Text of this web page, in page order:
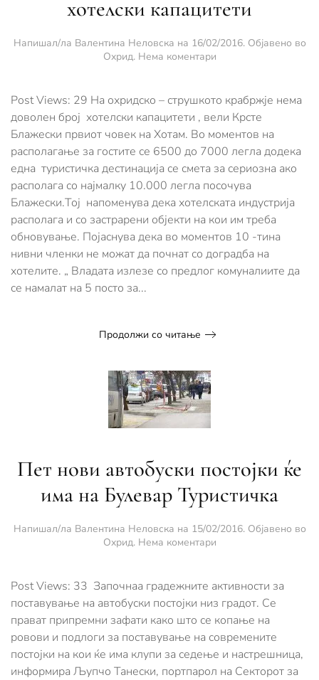
хотелски капацитети
Напишал/ла Валентина Неловска на 16/02/2016. Објавено во
Охрид. Нема коментариза
му
требаат
нови
хотелски
капацитети
Post Views: 29 На охридско – струшкото крабржје нема
доволен број хотелски капацитети , вели Крсте
Блажески првиот човек на Хотам. Во моментов на
располагање за гостите се 6500 до 7000 легла додека
една туристичка дестинација се смета за сериозна ако
располага со најмалку 10.000 легла посочува
Блажески.Тој напоменува дека хотелската индустрија
располага и со застрарени објекти на кои им треба
обновување. Појаснува дека во моментов 10 -тина
нивни членки не можат да почнат со доградба на
хотелите. „ Владата излезе со предлог комуналиите да
се намалат на 5 посто за...
Продолжи со читање
Пет нови автобуски постојки ќе
има на Булевар Туристичка
Напишал/ла Валентина Неловска на 15/02/2016. Објавено во
Охрид. Нема коментариза
автобуски
ќе
има
на
Булевар
Туристичка
Post Views: 33 Започнаа градежните активности за
поставување на автобуски постојки низ градот. Се
прават припремни зафати како што се копање на
ровови и подлоги за поставување на современите
постојки на кои ќе има клупи за седење и настрешница,
информира Љупчо Танески, портпарол на Секторот за